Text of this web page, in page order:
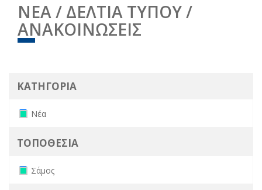
ΝΕΑ / ΔΕΛΤΙΑ ΤΥΠΟΥ /
ΑΝΑΚΟΙΝΩΣΕΙΣ
ΚΑΤΗΓΟΡΙΑ
Remove Νέα filter
Νέα
ΤΟΠΟΘΕΣΙΑ
Remove Σάμος filter
Σάμος